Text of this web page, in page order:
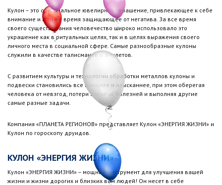
Кулон – это оригинальное ювелирное украшение, привлекающее к себе
внимание и в то же время защищающее от негатива. За все время
своего существования человечество широко использовало это
украшение как в ритуальных целях, так и в целях выражения своего
личного места в социальной сфере. Самые разнообразные кулоны
служили в качестве талисманов и амулетов.
С развитием культуры и технологии обработки металлов кулоны и
подвески становились все изящнее и изысканнее, при этом оберегая
человека от невзгод, потери энергии, болезней и выполняя другие
самые разные задачи.
Компания «ПЛАНЕТА РЕГИОНОВ» представляет Кулон «ЭНЕРГИЯ ЖИЗНИ» и
Кулон по гороскопу друидов.
КУЛОН «ЭНЕРГИЯ ЖИЗНИ»
Кулон «ЭНЕРГИЯ ЖИЗНИ» – мощный инструмент для улучшения вашей
жизни и жизни дорогих и близких вам людей! Он несет в себе